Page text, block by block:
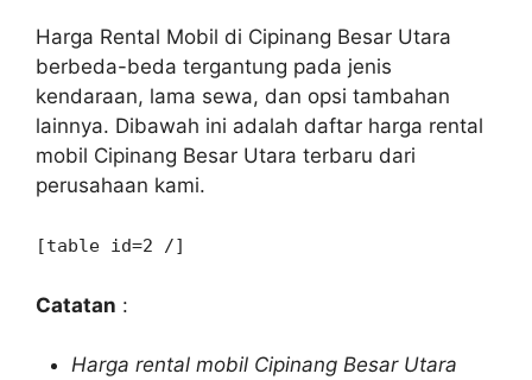
Harga Rental Mobil di Cipinang Besar Utara
berbeda-beda tergantung pada jenis
kendaraan, lama sewa, dan opsi tambahan
lainnya. Dibawah ini adalah daftar harga rental
mobil Cipinang Besar Utara terbaru dari
perusahaan kami.
[table id=2 /]
Catatan :
Harga rental mobil Cipinang Besar Utara